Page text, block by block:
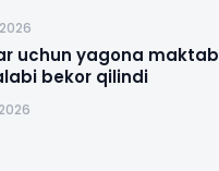
uchun yagona maktab
bekor qilindi